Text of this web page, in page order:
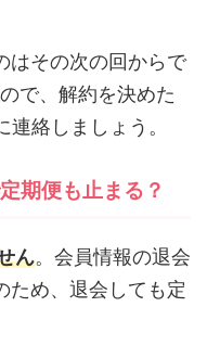
はその次の回からで
で、解約を決めた
絡しましょう。
期便も止まる？
ん。会員情報の退会
ため、退会しても定